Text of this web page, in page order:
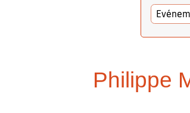
Philippe